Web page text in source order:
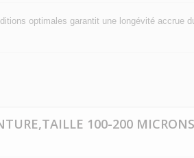
optimales garantit une longévité accrue
100-200